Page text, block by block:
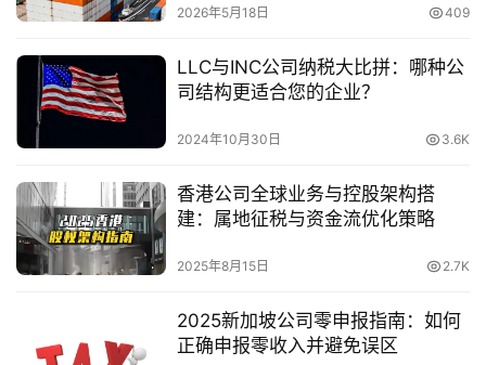
2026年5月18日 409
LLC与INC公司纳税大比拼：哪种公
司结构更适合您的企业？
2024年10月30日 3.6K
香港公司全球业务与控股架构搭
建：属地征税与资金流优化策略
2025年8月15日 2.7K
2025新加坡公司零申报指南：如何
正确申报零收入并避免误区